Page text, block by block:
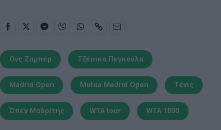
Ονς Ζαμπέρ Τζέσικα Πεγκούλα
Madrid Open Mutua Madrid Open Τένις
Όπεν Μαδρίτης WTA tour WTA 1000